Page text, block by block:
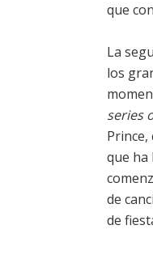
que
La
los
series
que ha
de
de